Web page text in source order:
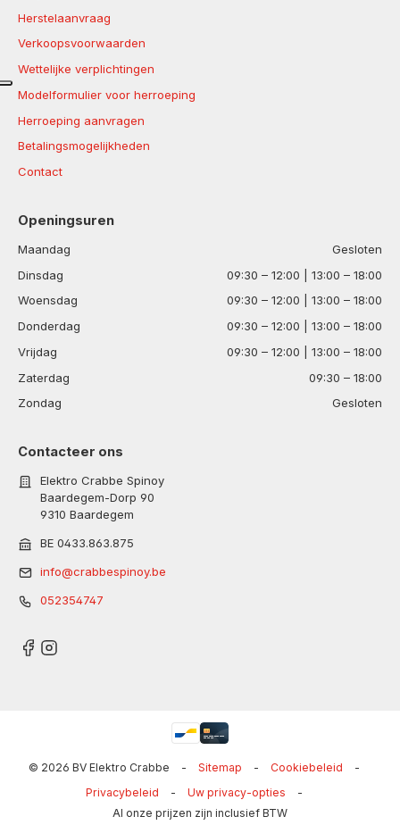
Herstelaanvraag
Verkoopsvoorwaarden
Wettelijke verplichtingen
Modelformulier voor herroeping
Herroeping aanvragen
Betalingsmogelijkheden
Contact
Openingsuren
Maandag
Gesloten
Dinsdag
09:30 – 12:00 | 13:00 – 18:00
Woensdag
09:30 – 12:00 | 13:00 – 18:00
Donderdag
09:30 – 12:00 | 13:00 – 18:00
Vrijdag
09:30 – 12:00 | 13:00 – 18:00
Zaterdag
09:30 – 18:00
Zondag
Gesloten
Contacteer ons
Elektro Crabbe Spinoy
Baardegem-Dorp 90
9310 Baardegem
BE 0433.863.875
info@crabbespinoy.be
052354747
© 2026 BV Elektro Crabbe - Sitemap - Cookiebeleid
-
Privacybeleid
- Uw privacy-opties
-
Al onze prijzen zijn inclusief BTW